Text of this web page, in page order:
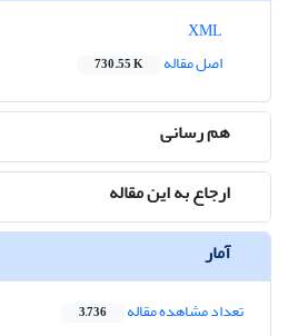
اصل مقاله
730.55 K
هم رسانی
ارجاع به این مقاله
آمار
تعداد مشاهده مقاله 3,736